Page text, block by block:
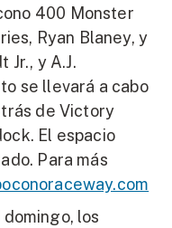
400 Monster
Ryan Blaney, y
Jr., y A.J.
se llevará a cabo
de Victory
El espacio
Para más
domingo, los